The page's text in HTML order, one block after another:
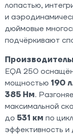
лопастью,
и
дюймовые
подчёркивают
EQA 250
мощностью 190
385 Нм.
максимальной
до 531 км по
эффективность